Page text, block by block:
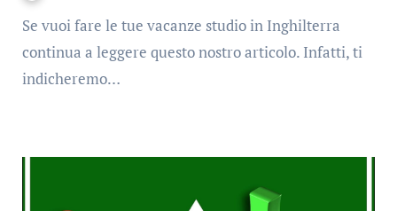
Se vuoi fare le tue vacanze studio in Inghilterra
continua a leggere questo nostro articolo. Infatti, ti
indicheremo…